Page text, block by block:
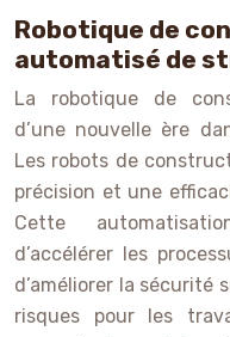
Robotique de
automatisé de
La robotique de
d’une nouvelle ère
Les robots de
précision et une
Cette
d’accélérer les
d’améliorer la sécurité
risques pour les